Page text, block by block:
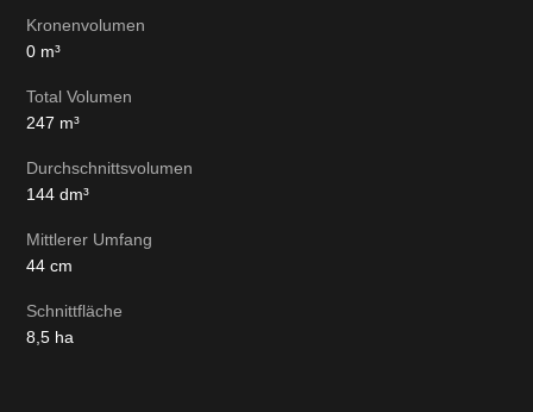
Kronenvolumen
0 m³
Total Volumen
247 m³
Durchschnittsvolumen
144 dm³
Mittlerer Umfang
44 cm
Schnittfläche
8,5 ha